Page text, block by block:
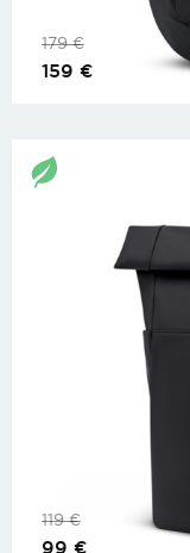
179€
159 €
119€
99 €